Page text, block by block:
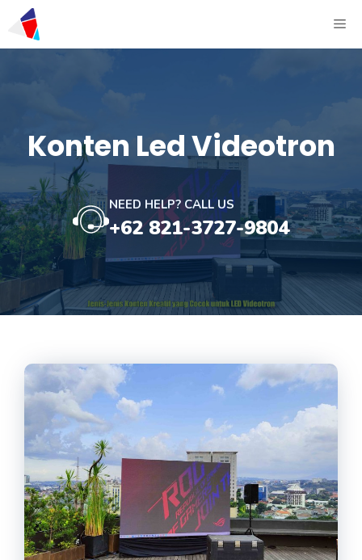
Konten Led Videotron
NEED HELP? CALL US
+62 821-3727-9804